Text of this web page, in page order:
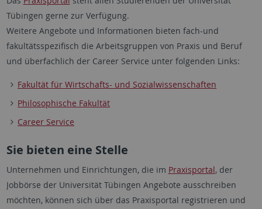
Tübingen gerne zur Verfügung.
Weitere Angebote und Informationen bieten fach-und
fakultätsspezifisch die Arbeitsgruppen von Praxis und Beruf
und überfachlich der Career Service unter folgenden Links:
Fakultät für Wirtschafts- und Sozialwissenschaften
Philosophische Fakultät
Career Service
Sie bieten eine Stelle
Unternehmen und Einrichtungen, die im Praxisportal, der
Jobbörse der Universität Tübingen Angebote ausschreiben
möchten, können sich über das Praxisportal registrieren und